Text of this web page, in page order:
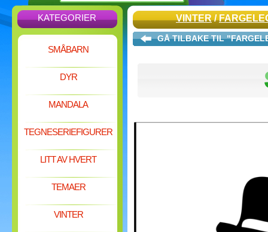
KATEGORIER
SMÅBARN
DYR
MANDALA
TEGNESERIEFIGURER
LITT AV HVERT
TEMAER
VINTER
VINTER/
GÅ TILBAKE TIL